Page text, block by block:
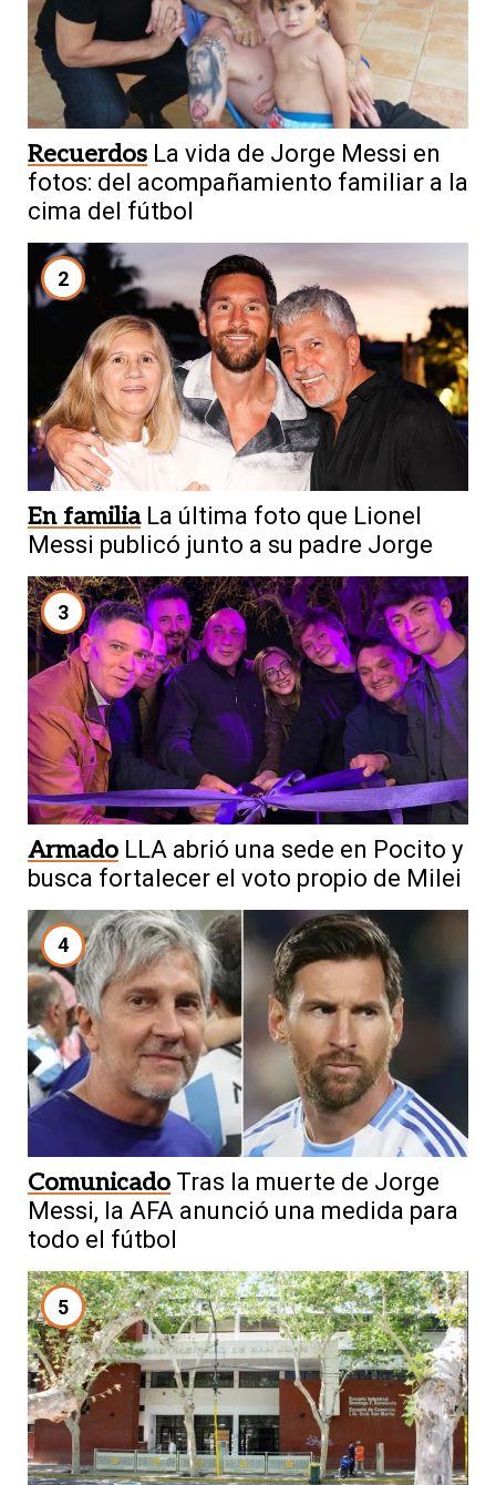
Recuerdos La vida de Jorge Messi en
fotos: del acompañamiento familiar a la
cima del fútbol
2
En familia La última foto que Lionel
Messi publicó junto a su padre Jorge
3
Armado LLA abrió una sede en Pocito y
busca fortalecer el voto propio de Milei
4
Comunicado Tras la muerte de Jorge
Messi, la AFA anunció una medida para
todo el fútbol
5